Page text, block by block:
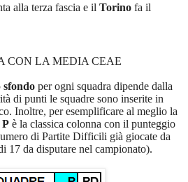
alla terza fascia e il Torino fa il
CON LA MEDIA CEAE
sfondo per ogni squadra dipende dalla
di punti le squadre sono inserite in
Inoltre, per esemplificare al meglio la
P è la classica colonna con il punteggio
di Partite Difficili già giocate da
17 da disputare nel campionato).